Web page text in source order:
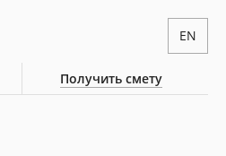
Получить смету
EN